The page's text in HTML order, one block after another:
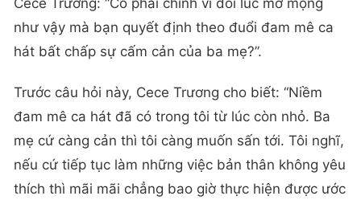
như vậy mà bạn quyết định theo đuổi đam mê ca
hát bất chấp sự cấm cản của ba mẹ?”.
Trước câu hỏi này, Cece Trương cho biết: “Niềm
đam mê ca hát đã có trong tôi từ lúc còn nhỏ. Ba
mẹ cứ càng cản thì tôi càng muốn sấn tới. Tôi nghĩ,
nếu cứ tiếp tục làm những việc bản thân không yêu
thích thì mãi mãi chẳng bao giờ thực hiện được ước